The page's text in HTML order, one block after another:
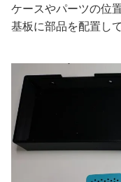
ケースやパーツの位
基板に部品を配置し